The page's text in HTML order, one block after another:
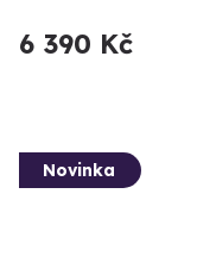
6 390 Kč
Novinka